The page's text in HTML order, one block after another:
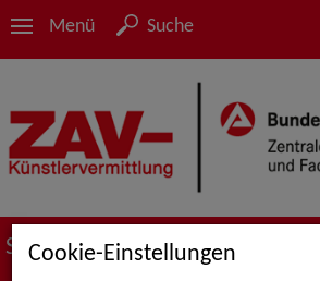
Menü Suche
Suche nach Künstler*innen
Cookie-Einstellungen